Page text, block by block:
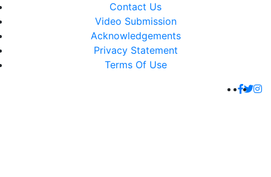
Contact Us
Video Submission
Acknowledgements
Privacy Statement
Terms Of Use